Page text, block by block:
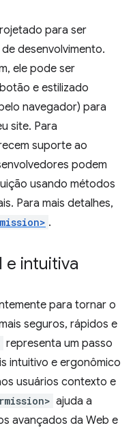
para ser
desenvolvimento.
ele pode ser
e estilizado
navegador) para
site. Para
suporte ao
podem
usando métodos
Para mais detalhes,
.
e intuitiva
para tornar o
seguros, rápidos e
representa um passo
intuitivo e ergonômico
usuários contexto e
ajuda a
avançados da Web e